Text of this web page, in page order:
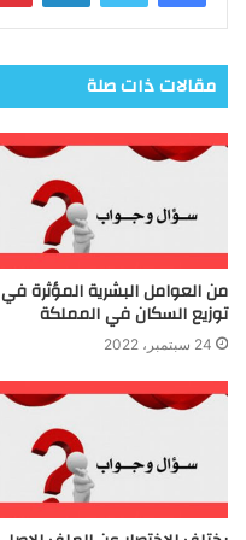
مقالات ذات صلة
من العوامل البشرية المؤثرة في
توزيع السكان في المملكة
24 سبتمبر، 2022